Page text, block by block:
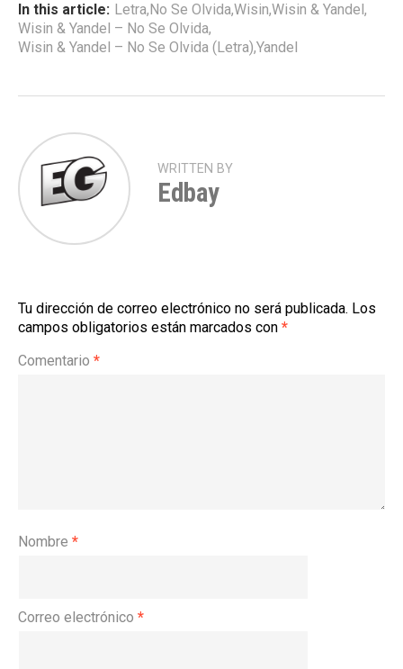
In this article: Letra,No Se Olvida,Wisin,Wisin & Yandel,
Wisin & Yandel – No Se Olvida,
Wisin & Yandel – No Se Olvida (Letra),Yandel
WRITTEN BY
Edbay
Tu dirección de correo electrónico no será publicada. Los
campos obligatorios están marcados con *
Comentario *
Nombre *
Correo electrónico *